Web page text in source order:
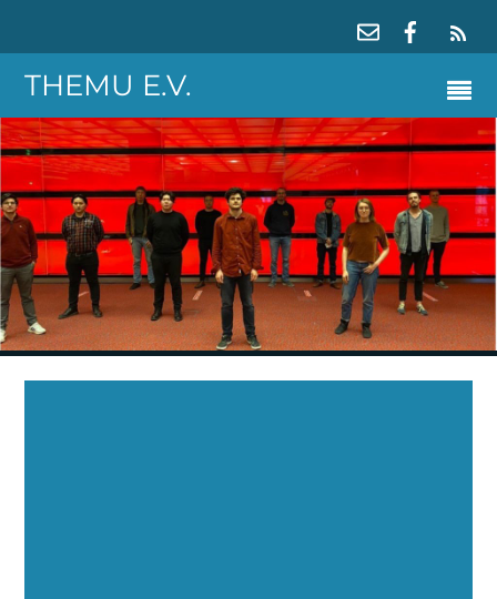
THEMU E.V.